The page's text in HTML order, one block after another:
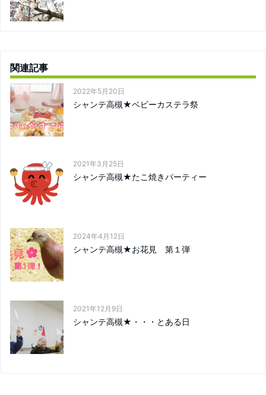
関連記事
2022年5月20日
シャンテ高槻★ベビーカステラ祭
2021年3月25日
シャンテ高槻★たこ焼きパーティー
2024年4月12日
シャンテ高槻★お花見 第１弾
2021年12月9日
シャンテ高槻★・・・とある日